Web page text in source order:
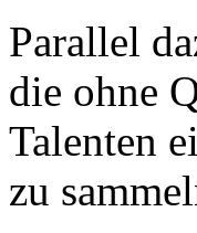
Parallel
die ohne
Talenten
zu